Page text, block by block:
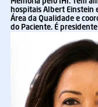
hospitais Albert Einstein
Área da Qualidade e
do Paciente. É presidente